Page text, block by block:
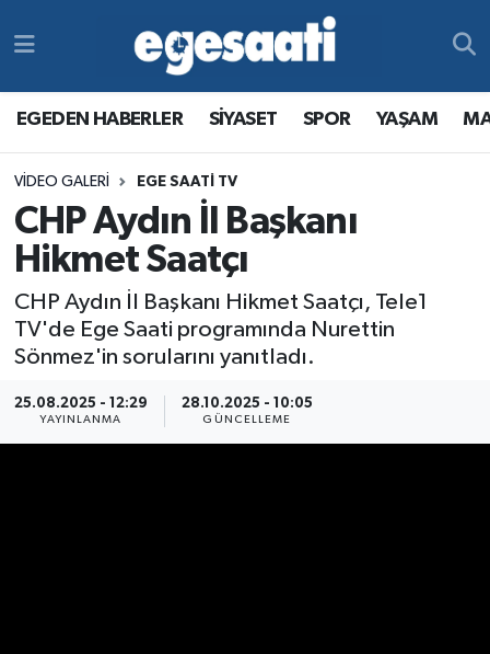
EGEDEN HABERLER SİYASET SPOR YAŞAM
VIDEO GALERI EGE SAATI TV
CHP Aydın İl Başkanı
Hikmet Saatçı
CHP Aydın İl Başkanı Hikmet Saatçı, Tele1
TV'de Ege Saati programında Nurettin
Sönmez'in sorularını yanıtladı.
25.08.2025 - 12:29
YAYINLANMA
28.10.2025 - 10:05
GÜNCELLEME
MAGAZİN
RESMİ REKLAMLAR
YAŞAM
MAGAZİN
RESMİ REKLAMLAR
Egemax TV
Süper Lig Puan Durumu ve Fikstür
Tüm Manşetler
Son Dakika Haberleri
Haber Arşivi